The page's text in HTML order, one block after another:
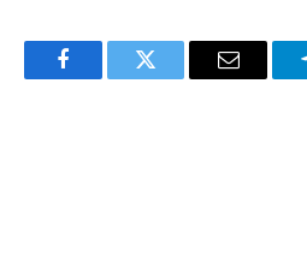
FacebookTwitter Email